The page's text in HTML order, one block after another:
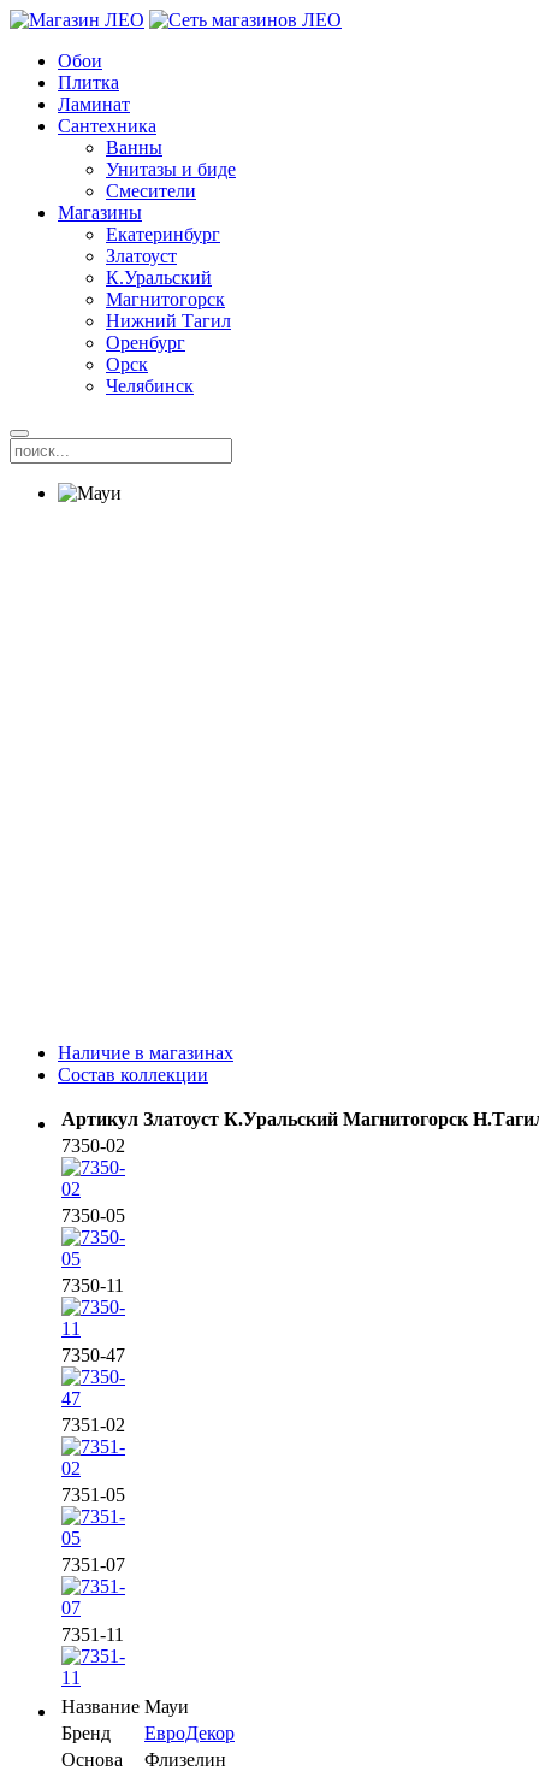
Обои
Плитка
Ламинат
Сантехника
Ванны
Унитазы и биде
Смесители
Магазины
Екатеринбург
Златоуст
К.Уральский
Магнитогорск
Нижний Тагил
Оренбург
Орск
Челябинск
Наличие в магазинах
Состав коллекции
Артикул Златоуст К.Уральский Магнитогорск
7350-02
7350-05
7350-11
7350-47
7351-02
7351-05
7351-07
7351-11
Название Мауи
Бренд
ЕвроДекор
Основа
Флизелин